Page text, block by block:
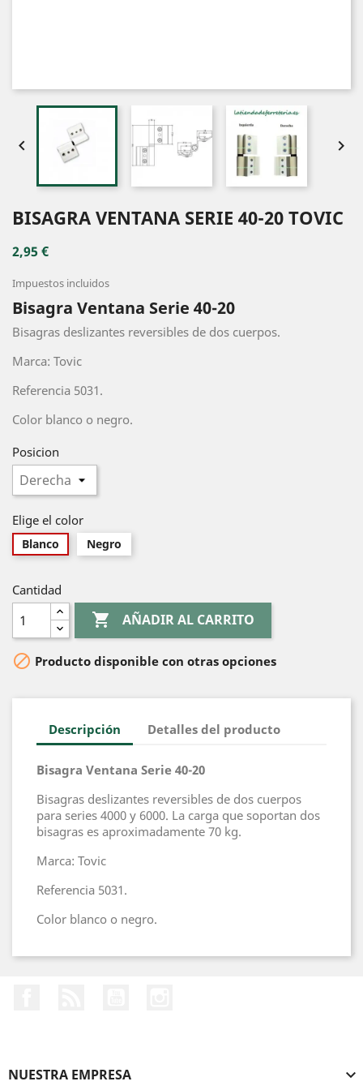
 
BISAGRA VENTANA SERIE 40-20 TOVIC
2,95 €
Impuestos incluidos
Bisagra Ventana Serie 40-20
Bisagras deslizantes reversibles de dos cuerpos.
Marca: Tovic
Referencia 5031.
Color blanco o negro.
Posicion
Elige el color
Blanco Negro
Cantidad
 AÑADIR AL CARRITO
 Producto disponible con otras opciones
Descripción Detalles del producto
Bisagra Ventana Serie 40-20
Bisagras deslizantes reversibles de dos cuerpos
para series 4000 y 6000. La carga que soportan dos
bisagras es aproximadamente 70 kg.
Marca: Tovic
Referencia 5031.
Color blanco o negro.
NUESTRA EMPRESA 